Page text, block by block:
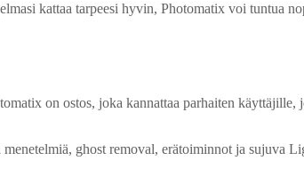
kattaa tarpeesi hyvin, Photomatix voi tuntua
on ostos, joka kannattaa parhaiten
ghost removal, erätoiminnot ja sujuva